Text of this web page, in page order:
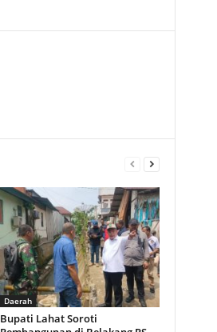
Daerah
Bupati Lahat Soroti